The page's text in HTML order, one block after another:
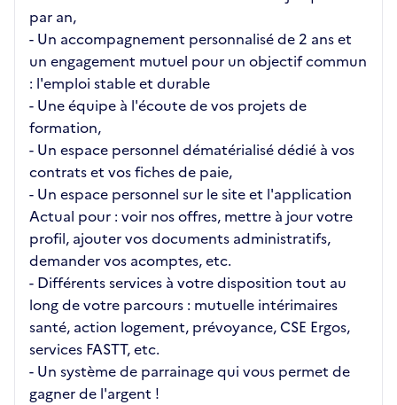
par an,
- Un accompagnement personnalisé de 2 ans et
un engagement mutuel pour un objectif commun
: l'emploi stable et durable
- Une équipe à l'écoute de vos projets de
formation,
- Un espace personnel dématérialisé dédié à vos
contrats et vos fiches de paie,
- Un espace personnel sur le site et l'application
Actual pour : voir nos offres, mettre à jour votre
profil, ajouter vos documents administratifs,
demander vos acomptes, etc.
- Différents services à votre disposition tout au
long de votre parcours : mutuelle intérimaires
santé, action logement, prévoyance, CSE Ergos,
services FASTT, etc.
- Un système de parrainage qui vous permet de
gagner de l'argent !